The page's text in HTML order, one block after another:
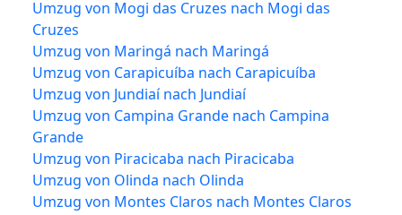
Umzug von Mogi das Cruzes nach Mogi das
Cruzes
Umzug von Maringá nach Maringá
Umzug von Carapicuíba nach Carapicuíba
Umzug von Jundiaí nach Jundiaí
Umzug von Campina Grande nach Campina
Grande
Umzug von Piracicaba nach Piracicaba
Umzug von Olinda nach Olinda
Umzug von Montes Claros nach Montes Claros